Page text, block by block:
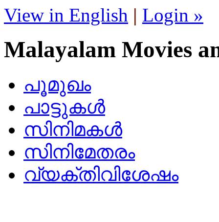
View in English | Login »
Malayalam Movies
പൂമുഖം
പാട്ടുകള്‍
സിനിമകള്‍
സിനിമേതരം
വ്യക്തിവിശേഷം